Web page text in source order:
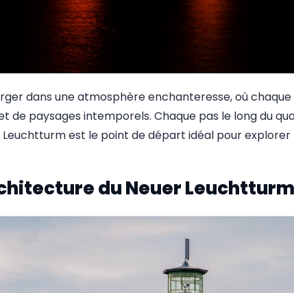
dans une atmosphère enchanteresse, où
de paysages intemporels. Chaque pas le long du
est le point de départ idéal pour explorer
du Neuer Leuchtturm